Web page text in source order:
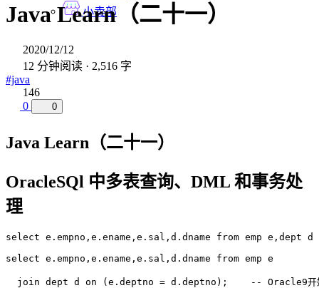
小卖部
Java Learn（二十一）
2020/12/12
12 分钟阅读 · 2,516 字
#java
146
0
0
Java Learn（二十一）
OracleSQl 中多表查询、DML 和事务处
理
select e.empno,e.ename,e.sal,d.dname from emp e,dept
select e.empno,e.ename,e.sal,d.dname from emp e
join dept d on (e.deptno = d.deptno);    -- Oracle9开始